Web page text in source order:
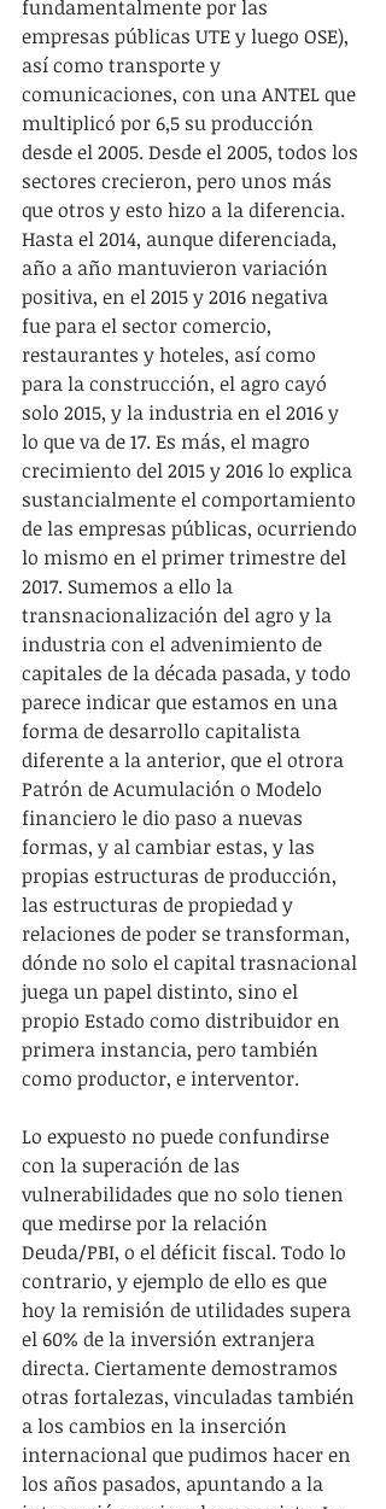
fundamentalmente por las
empresas públicas UTE y luego OSE),
así como transporte y
comunicaciones, con una ANTEL que
multiplicó por 6,5 su producción
desde el 2005. Desde el 2005, todos los
sectores crecieron, pero unos más
que otros y esto hizo a la diferencia.
Hasta el 2014, aunque diferenciada,
año a año mantuvieron variación
positiva, en el 2015 y 2016 negativa
fue para el sector comercio,
restaurantes y hoteles, así como
para la construcción, el agro cayó
solo 2015, y la industria en el 2016 y
lo que va de 17. Es más, el magro
crecimiento del 2015 y 2016 lo explica
sustancialmente el comportamiento
de las empresas públicas, ocurriendo
lo mismo en el primer trimestre del
2017. Sumemos a ello la
transnacionalización del agro y la
industria con el advenimiento de
capitales de la década pasada, y todo
parece indicar que estamos en una
forma de desarrollo capitalista
diferente a la anterior, que el otrora
Patrón de Acumulación o Modelo
financiero le dio paso a nuevas
formas, y al cambiar estas, y las
propias estructuras de producción,
las estructuras de propiedad y
relaciones de poder se transforman,
dónde no solo el capital trasnacional
juega un papel distinto, sino el
propio Estado como distribuidor en
primera instancia, pero también
como productor, e interventor.
Lo expuesto no puede confundirse
con la superación de las
vulnerabilidades que no solo tienen
que medirse por la relación
Deuda/PBI, o el déficit fiscal. Todo lo
contrario, y ejemplo de ello es que
hoy la remisión de utilidades supera
el 60% de la inversión extranjera
directa. Ciertamente demostramos
otras fortalezas, vinculadas también
a los cambios en la inserción
internacional que pudimos hacer en
los años pasados, apuntando a la